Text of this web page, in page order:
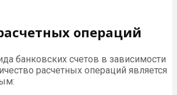
операций
банковских счетов в зависимости
расчетных операций является